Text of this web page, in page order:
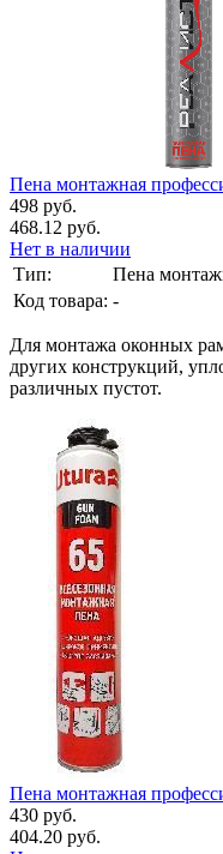
Пена монтажная
498 руб.
468.12 руб.
Нет в наличии
Тип:
Пена
Код товара: -
Для монтажа оконных
других конструкций,
различных пустот.
Пена монтажная
430 руб.
404.20 руб.